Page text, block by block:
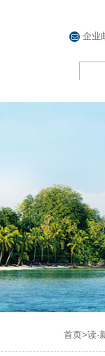
企业
首页>读·